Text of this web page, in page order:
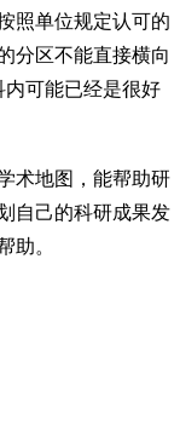
照单位规定认可的
分区不能直接横向
内可能已经是很好
术地图，能帮助研
自己的科研成果发
助。